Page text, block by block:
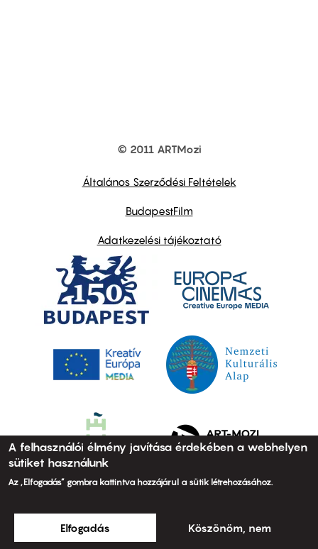
© 2011 ARTMozi
Általános Szerződési Feltételek
BudapestFilm
Adatkezelési tájékoztató
A felhasználói élmény javítása érdekében a webhelyen
sütiket használunk
Az „Elfogadás” gombra kattintva hozzájárul a sütik létrehozásához.
Elfogadás Köszönöm, nem